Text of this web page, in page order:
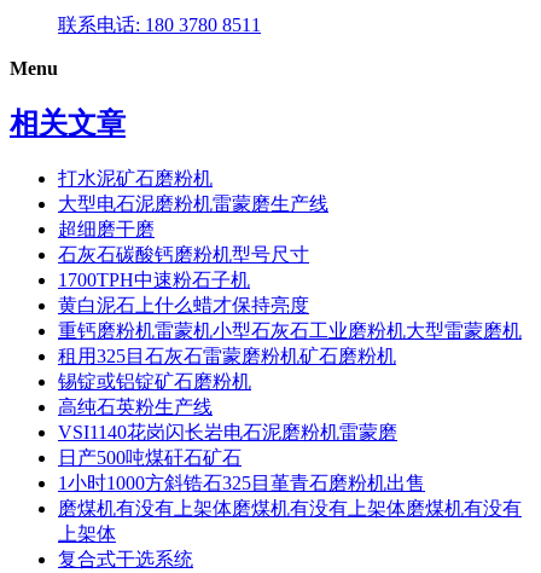
联系电话: 180 3780 8511
Menu
相关文章
打水泥矿石磨粉机
大型电石泥磨粉机雷蒙磨生产线
超细磨干磨
石灰石碳酸钙磨粉机型号尺寸
1700TPH中速粉石子机
黄白泥石上什么蜡才保持亮度
重钙磨粉机雷蒙机小型石灰石工业磨粉机大型雷蒙磨机
租用325目石灰石雷蒙磨粉机矿石磨粉机
锡锭或铝锭矿石磨粉机
高纯石英粉生产线
VSI1140花岗闪长岩电石泥磨粉机雷蒙磨
日产500吨煤矸石矿石
1小时1000方斜锆石325目堇青石磨粉机出售
磨煤机有没有上架体磨煤机有没有上架体磨煤机有没有
上架体
复合式干选系统